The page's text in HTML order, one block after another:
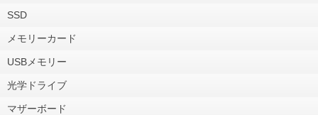
SSD
メモリーカード
USBメモリー
光学ドライブ
マザーボード